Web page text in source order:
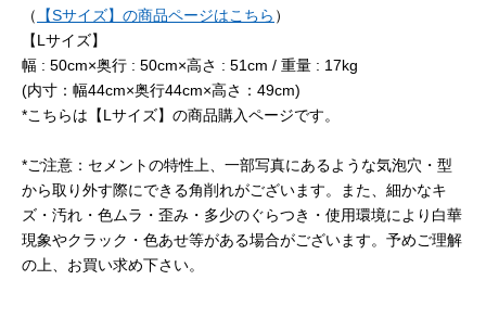
（
【Sサイズ】の商品ページはこちら ）
【Lサイズ】
幅 : 50cm×奥行 : 50cm×高さ : 51cm / 重量 : 17kg
(内寸：幅44cm×奥行44cm×高さ：49cm)
*こちらは【Lサイズ】の商品購入ページです。
*ご注意：セメントの特性上、一部写真にあるような気泡穴・型
から取り外す際にできる角削れがございます。また、細かなキ
ズ・汚れ・色ムラ・歪み・多少のぐらつき・使用環境により白華
現象やクラック・色あせ等がある場合がございます。予めご理解
の上、お買い求め下さい。